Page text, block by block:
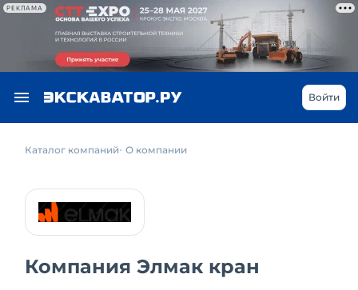
РЕКЛАМА
Войти
Каталог компаний О компании
Компания Элмак кран